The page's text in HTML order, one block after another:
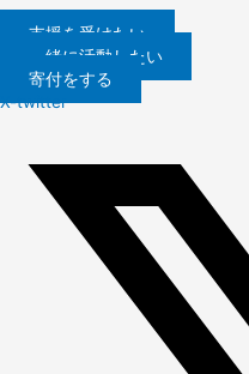
内
キ
支援を受けたい
一緒に活動したい
寄付をする
X-twitter